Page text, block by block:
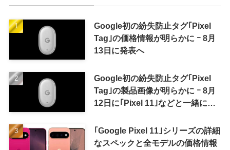
Google初の紛失防止タグ｢Pixel
Tag｣の価格情報が明らかに ｰ 8月
13日に発表へ
Google初の紛失防止タグ｢Pixel
Tag｣の製品画像が明らかに ｰ 8月
12日に｢Pixel 11｣などと一緒に発
｢Google Pixel 11｣シリーズの詳細
なスペックと全モデルの価格情報